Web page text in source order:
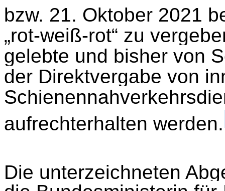
bzw. 21. Oktober 2021
„rot-weiß-rot“ zu
gelebte und bisher von
der Direktvergabe von
aufrechterhalten werden.
Die unterzeichneten